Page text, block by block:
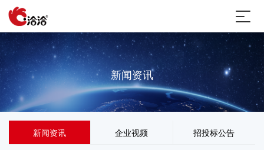
新闻资讯
新闻资讯 企业视频 招投标公告